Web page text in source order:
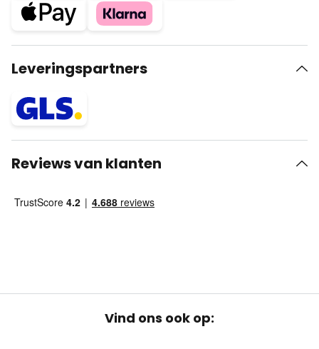
Leveringspartners
Reviews van klanten
Vind ons ook op: